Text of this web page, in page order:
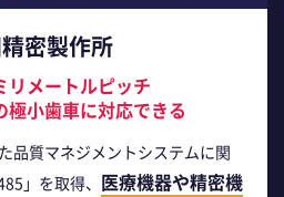
密製作所
リメートルピッチ
極小歯車に対応できる
品質マネジメントシステムに関
」を取得、 医療機器や精密機